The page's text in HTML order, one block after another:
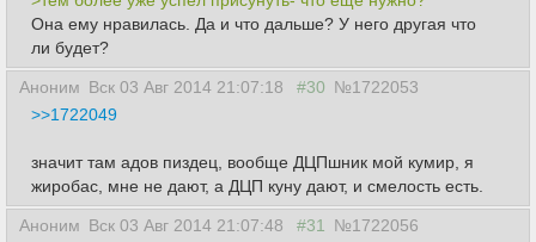
Она ему нравилась. Да и что дальше? У него другая что
ли будет?
Аноним Вск 03 Авг 2014 21:07:18 #30 №1722053
>>1722049
значит там адов пиздец, вообще ДЦПшник мой кумир, я
жиробас, мне не дают, а ДЦП куну дают, и смелость есть.
Аноним Вск 03 Авг 2014 21:07:48 #31
№1722056